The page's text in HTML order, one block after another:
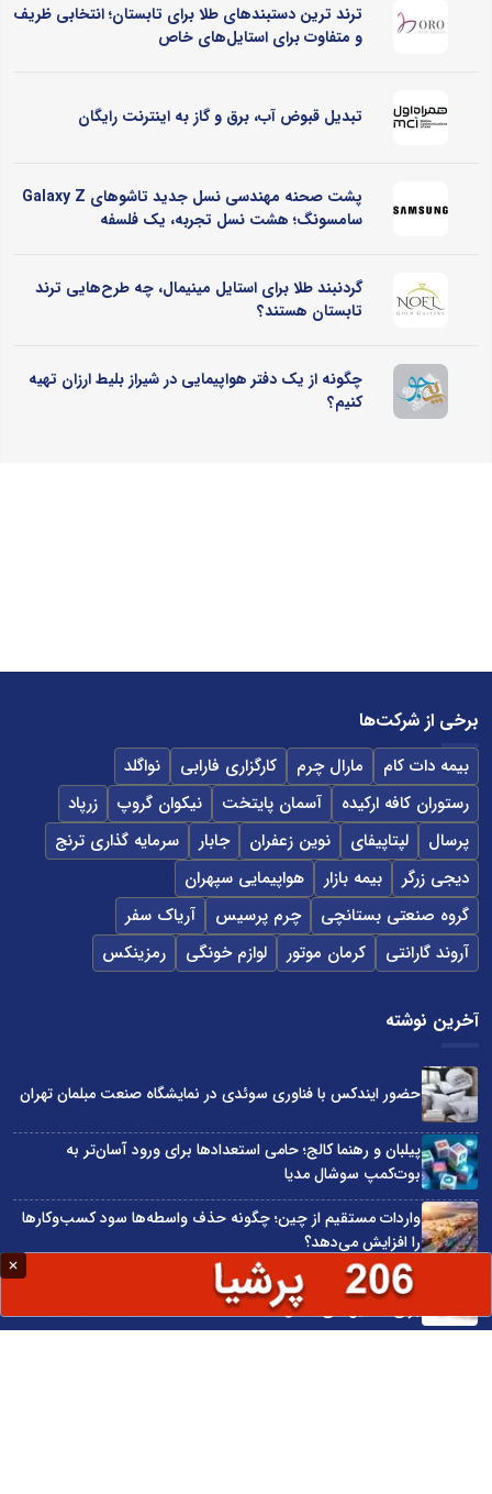
ترند ترین دستبندهای طلا برای تابستان؛ انتخابی ظریف
و متفاوت برای استایل‌های خاص
تبدیل قبوض آب، برق و گاز به اینترنت رایگان
پشت صحنه مهندسی نسل جدید تاشوهای Galaxy Z
سامسونگ؛ هشت نسل تجربه، یک فلسفه
گردنبند طلا برای استایل مینیمال، چه طرح‌هایی ترند
تابستان هستند؟
چگونه از یک دفتر هواپیمایی در شیراز بلیط ارزان تهیه
کنیم؟
برخی از شرکت‌ها
بیمه دات کام مارال چرم کارگزاری فارابی
نواگلد
رستوران کافه ارکیده
آسمان پایتخت نیکوان گروپ
زرپاد
پرسال
لپتاپیفای نوین زعفران جابار
سرمایه گذاری ترنج
دیجی زرگر
بیمه بازار
هواپیمایی سپهران
گروه صنعتی بستانچی
چرم پرسیس
آریاک سفر
آروند گارانتی
کرمان موتور لوازم خونگی رمزینکس
آخرین نوشته
حضور ایندکس با فناوری سوئدی در نمایشگاه صنعت مبلمان تهران
پیلبان و رهنما کالج؛ حامی استعدادها برای ورود آسان‌تر به
بوت‌کمپ سوشال مدیا
واردات مستقیم از چین؛ چگونه حذف واسطه‌ها سود کسب‌وکارها
را افزایش می‌دهد؟
ترند ترین دستبندهای طلا برای تابستان؛ انتخابی ظریف و متفاوت
برای استایل‌های خاص